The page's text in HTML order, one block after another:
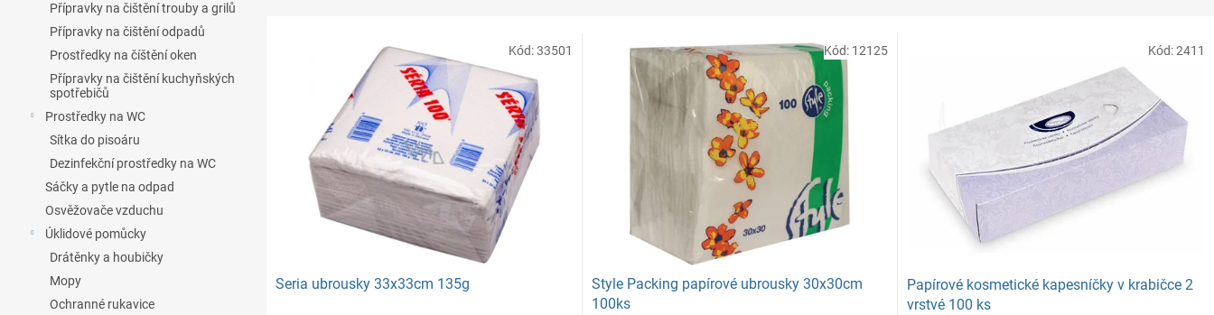
Přípravky na čištění trouby a grilů
Přípravky na čištění odpadů
Prostředky na číštění oken
Přípravky na čištění kuchyňských
spotřebičů
Prostředky na WC
Sítka do pisoáru
Dezinfekční prostředky na WC
Sáčky a pytle na odpad
Osvěžovače vzduchu
Úklidové pomůcky
Drátěnky a houbičky
Mopy
Ochranné rukavice
Seria ubrousky 33x33cm 135g
Kód:33501
Style Packing papírové ubrousky 30x30cm
100ks
Kód: 12125
Papírové kosmetické kapesníčky v krabičce 2
vrstvé 100 ks
Kód:2411